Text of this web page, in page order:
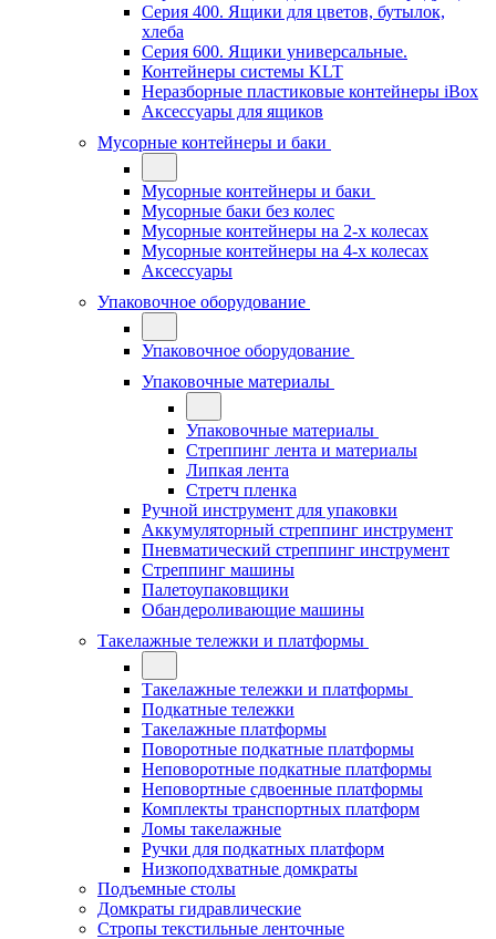
Серия 400. Ящики для цветов, бутылок,
хлеба
Серия 600. Ящики универсальные.
Контейнеры системы KLT
Неразборные пластиковые контейнеры iBox
Аксессуары для ящиков
Мусорные контейнеры и баки
Мусорные контейнеры и баки
Мусорные баки без колес
Мусорные контейнеры на 2-х колесах
Мусорные контейнеры на 4-х колесах
Аксессуары
Упаковочное оборудование
Упаковочное оборудование
Упаковочные материалы
Упаковочные материалы
Стреппинг лента и материалы
Липкая лента
Стретч пленка
Ручной инструмент для упаковки
Аккумуляторный стреппинг инструмент
Пневматический стреппинг инструмент
Стреппинг машины
Палетоупаковщики
Обандероливающие машины
Такелажные тележки и платформы
Такелажные тележки и платформы
Подкатные тележки
Такелажные платформы
Поворотные подкатные платформы
Неповоротные подкатные платформы
Неповортные сдвоенные платформы
Комплекты транспортных платформ
Ломы такелажные
Ручки для подкатных платформ
Низкоподхватные домкраты
Подъемные столы
Домкраты гидравлические
Стропы текстильные ленточные